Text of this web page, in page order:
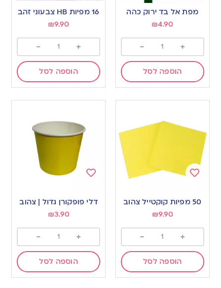
to
wishlist
מפת אל בד ירוק כהה
₪4.90
+
-
הוספה לסל
to
wishlist
16 מפיות HB צבעוני זהב
₪9.90
+
-
הוספה לסל
to
50 מפיות קוקטייל צהוב
₪9.90
+
-
הוספה לסל
to
דלי פופקורן גדול | צהוב
₪3.90
+
-
הוספה לסל